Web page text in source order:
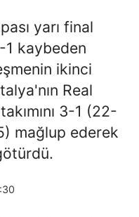
yarı final
1 kaybeden
ikinci
Real
3-1 (22-
mağlup ederek